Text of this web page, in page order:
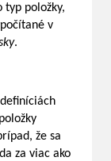
typ položky,
v
.
že sa
za viac ako